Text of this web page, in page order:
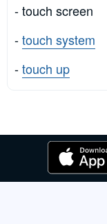
- touch screen
-touch system
-touch up